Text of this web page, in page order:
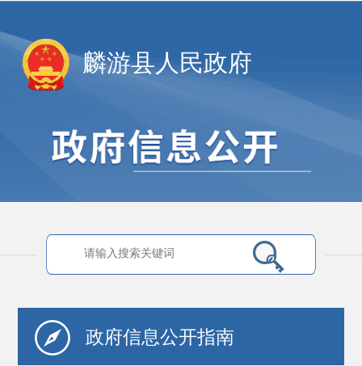
麟游县人民政府
政府信息公开指南